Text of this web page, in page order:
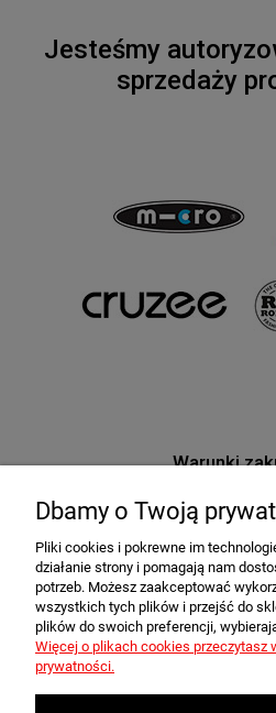
Jesteśmy
sprzedaży
Warunki
Moje
Informacje o
Newsletter
Dbamy o Twoją
Pliki cookies i pokrewne im
działanie strony i pomagają nam
potrzeb. Możesz zaakceptować
wszystkich tych plików i przejść do
plików do swoich preferencji,
Więcej o plikach cookies przeczytasz
prywatności.